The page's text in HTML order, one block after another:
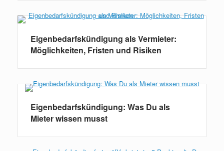
Eigenbedarfskündigung als Vermieter:
Möglichkeiten, Fristen und Risiken
Eigenbedarfskündigung: Was Du als
Mieter wissen musst